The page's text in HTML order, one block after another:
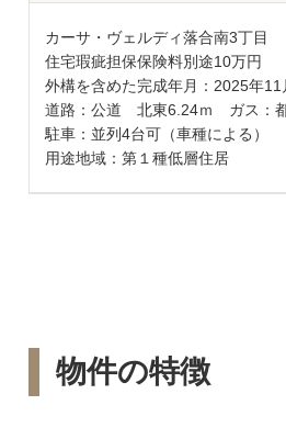
カーサ・ヴェルディ落合南3丁目
住宅瑕疵担保保険料別途10万円
外構を含めた完成年月：2025年11
道路：公道 北東6.24ｍ ガス：
駐車：並列4台可（車種による）
用途地域：第１種低層住居
物件の特徴